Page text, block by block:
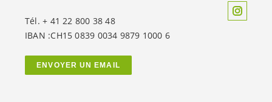
Tél. + 41 22 800 38 48
IBAN :CH15 0839 0034 9879 1000 6
ENVOYER UN EMAIL